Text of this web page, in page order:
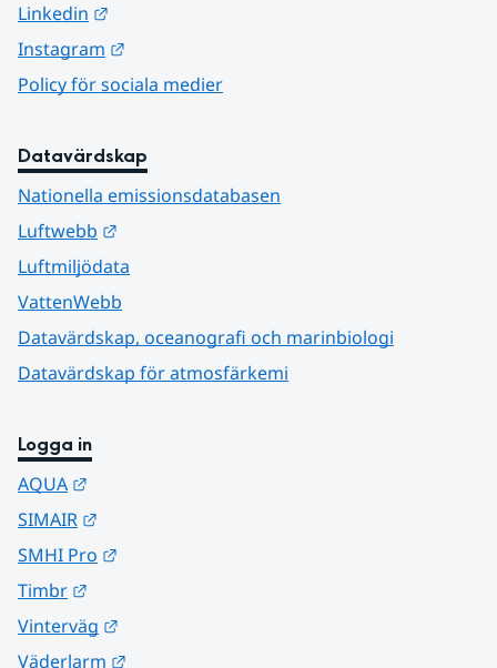
Linkedin
Instagram
Policy för sociala medier
Datavärdskap
Nationella emissionsdatabasen
Luftwebb
Luftmiljödata
VattenWebb
Datavärdskap, oceanografi och marinbiologi
Datavärdskap för atmosfärkemi
Logga in
AQUA
SIMAIR
SMHI Pro
Timbr
Vinterväg
Väderlarm